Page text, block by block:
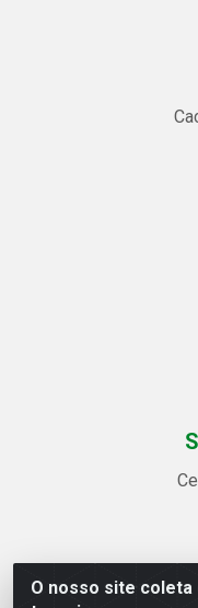
O nosso site
Linhavix